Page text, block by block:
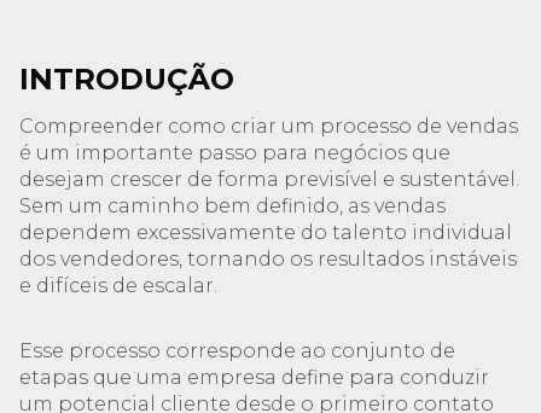
INTRODUÇÃO
Compreender como criar um processo de vendas
é um importante passo para negócios que
desejam crescer de forma previsível e sustentável.
Sem um caminho bem definido, as vendas
dependem excessivamente do talento individual
dos vendedores, tornando os resultados instáveis
e difíceis de escalar.
Esse processo corresponde ao conjunto de
etapas que uma empresa define para conduzir
um potencial cliente desde o primeiro contato